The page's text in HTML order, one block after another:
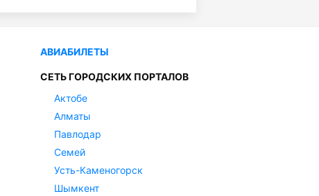
АВИАБИЛЕТЫ
СЕТЬ ГОРОДСКИХ ПОРТАЛОВ
Актобе
Алматы
Павлодар
Семей
Усть-Каменогорск
Шымкент